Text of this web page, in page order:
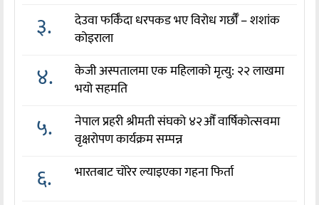
३.
देउवा फर्किँदा धरपकड भए विरोध गर्छौँं – शशांक
कोइराला
४.
केजी अस्पतालमा एक महिलाको मृत्यु: २२ लाखमा
भयो सहमति
५.
नेपाल प्रहरी श्रीमती संघको ४२औँ वार्षिकोत्सवमा
वृक्षरोपण कार्यक्रम सम्पन्न
६. भारतबाट चोरेर ल्याइएका गहना फिर्ता